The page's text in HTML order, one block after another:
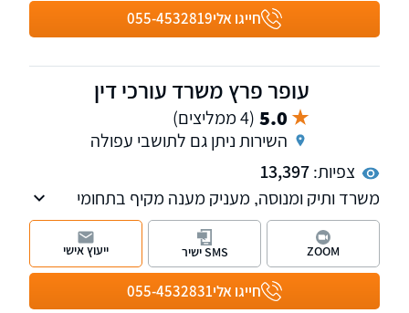
חייגו אלי055-4532819
עופר פרץ משרד עורכי דין
5.0 (4 ממליצים)
השירות ניתן גם לתושבי עפולה
צפיות:13,397
משרד ותיק ומנוסה, מעניק מענה מקיף בתחומי
ההוצאה לפועל, לרבות פשיטת רגל, פירוק והקפאת
הליכים, הסדרי חובות ועוד.
חייגו אלי055-4532831
ZOOM SMS ישיר ייעוץ אישי